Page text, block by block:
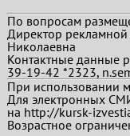
По вопросам
Директор
Николаевна
Контактные данные
39-19-42 *2323,
При использовании
Для электронных
на http://kursk-
Возрастное